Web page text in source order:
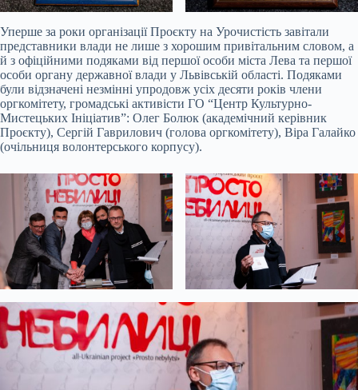
Уперше за роки організації Проєкту на Урочистість завітали
представники влади не лише з хорошим привітальним словом, а
й з офіційними подяками від першої особи міста Лева та першої
особи органу державної влади у Львівській області. Подяками
були відзначені незмінні упродовж усіх десяти років члени
оргкомітету, громадські активісти ГО “Центр Культурно-
Мистецьких Ініціатив”: Олег Болюк (академічний керівник
Проєкту), Сергій Гаврилович (голова оргкомітету), Віра Галайко
(очільниця волонтерського корпусу).